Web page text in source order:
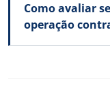
Como avaliar
operação